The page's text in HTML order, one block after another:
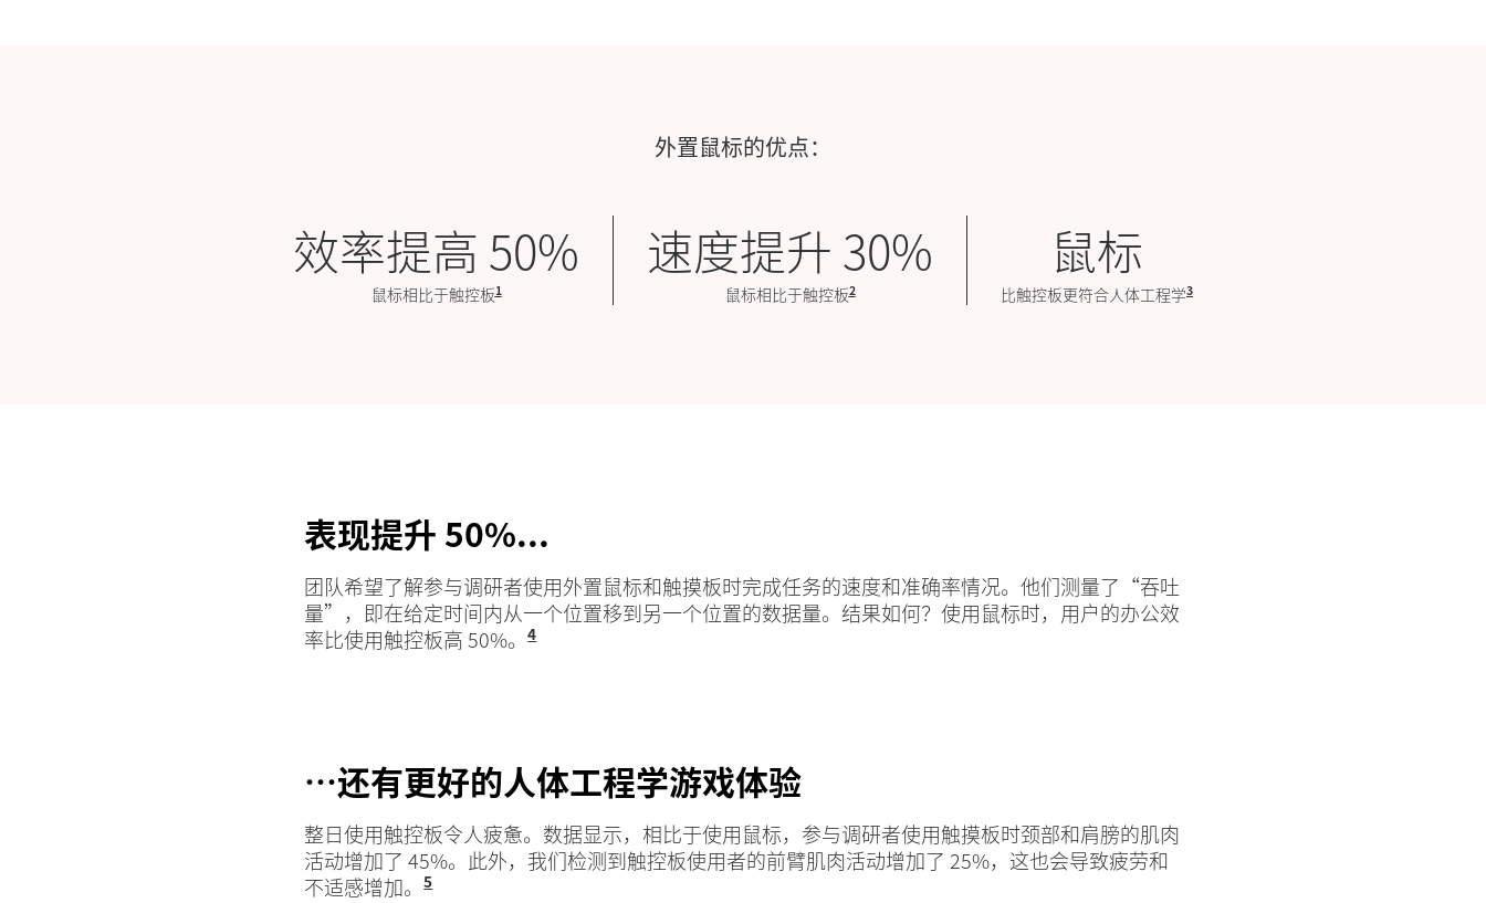
外置鼠标的优点：
效率提高 50%
鼠标相比于触控板1基于吞吐量（比特/秒）计算，结合参与研究的所有设备的平均速度和准确性。罗技人体工程学实验室（2019 年 10 月）对 23 款产品进行了研
速度提升 30%
鼠标相比于触控板2基于参与研究的所有设备的平均移动时间（比特/秒）。罗技人体工程学实验室对 23 款产
鼠标
比触控板更符合人体工程学3
表现提升 50%...
团队希望了解参与调研者使用外置鼠标和触摸板时完成任务的速度和准确率情况。他们测量了“吞吐
量”，即在给定时间内从一个位置移到另一个位置的数据量。结果如何？使用鼠标时，用户的办公效
率比使用触控板高 50%。4基于吞吐量（比特/秒）计算，结合参与研究的所有设备的平均速度和准确性。罗技人体工程学实验室（
…还有更好的人体工程学游戏体验
整日使用触控板令人疲惫。数据显示，相比于使用鼠标，参与调研者使用触摸板时颈部和肩膀的肌肉
活动增加了 45%。此外，我们检测到触控板使用者的前臂肌肉活动增加了 25%，这也会导致疲劳和
不适感增加。5基于参与研究的所有设备的平均移动时间（比特/秒）。罗技人体工程学实验室对 23 款产品进行了研究（2019 年 10